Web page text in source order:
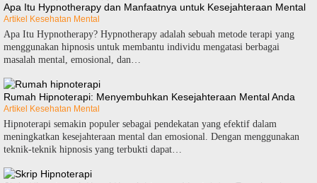
Apa Itu Hypnotherapy dan Manfaatnya untuk Kesejahteraan Mental
Artikel Kesehatan Mental
Apa Itu Hypnotherapy? Hypnotherapy adalah sebuah metode terapi yang
menggunakan hipnosis untuk membantu individu mengatasi berbagai
masalah mental, emosional, dan…
Rumah Hipnoterapi: Menyembuhkan Kesejahteraan Mental Anda
Artikel Kesehatan Mental
Hipnoterapi semakin populer sebagai pendekatan yang efektif dalam
meningkatkan kesejahteraan mental dan emosional. Dengan menggunakan
teknik-teknik hipnosis yang terbukti dapat…